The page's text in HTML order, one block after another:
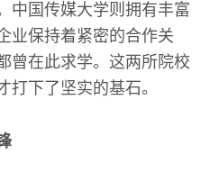
中国传媒大学则拥有丰富
业保持着紧密的合作关
曾在此求学。这两所院校
打下了坚实的基石。